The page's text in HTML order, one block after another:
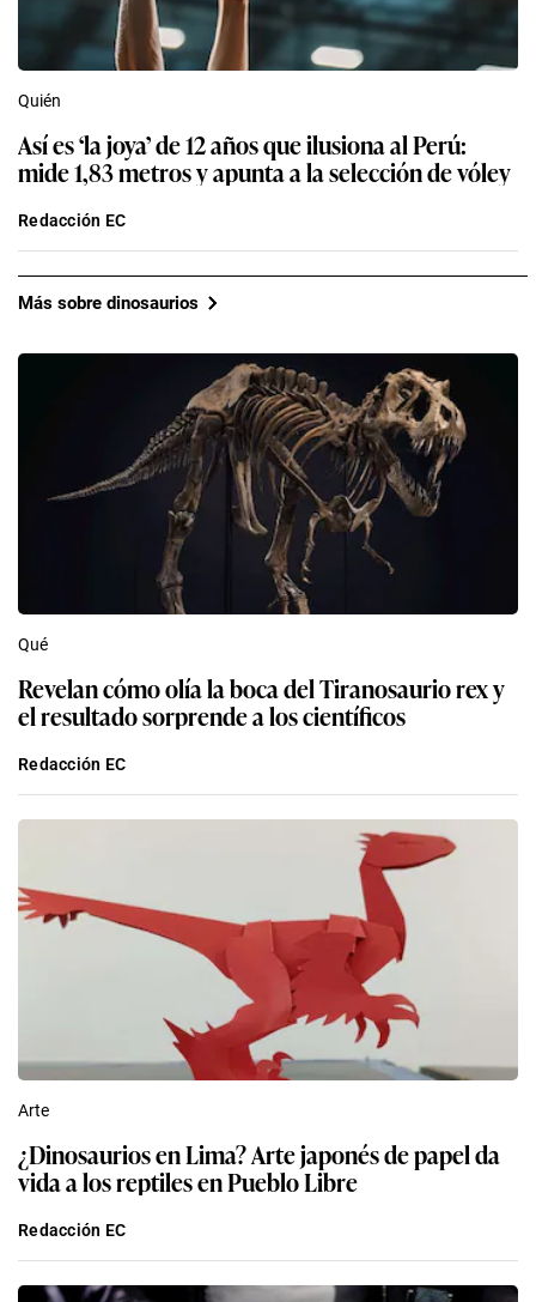
Quién
Así es ‘la joya’ de 12 años que ilusiona al Perú:
mide 1,83 metros y apunta a la selección de vóley
Redacción EC
Más sobre dinosaurios
Qué
Revelan cómo olía la boca del Tiranosaurio rex y
el resultado sorprende a los científicos
Redacción EC
Arte
¿Dinosaurios en Lima? Arte japonés de papel da
vida a los reptiles en Pueblo Libre
Redacción EC